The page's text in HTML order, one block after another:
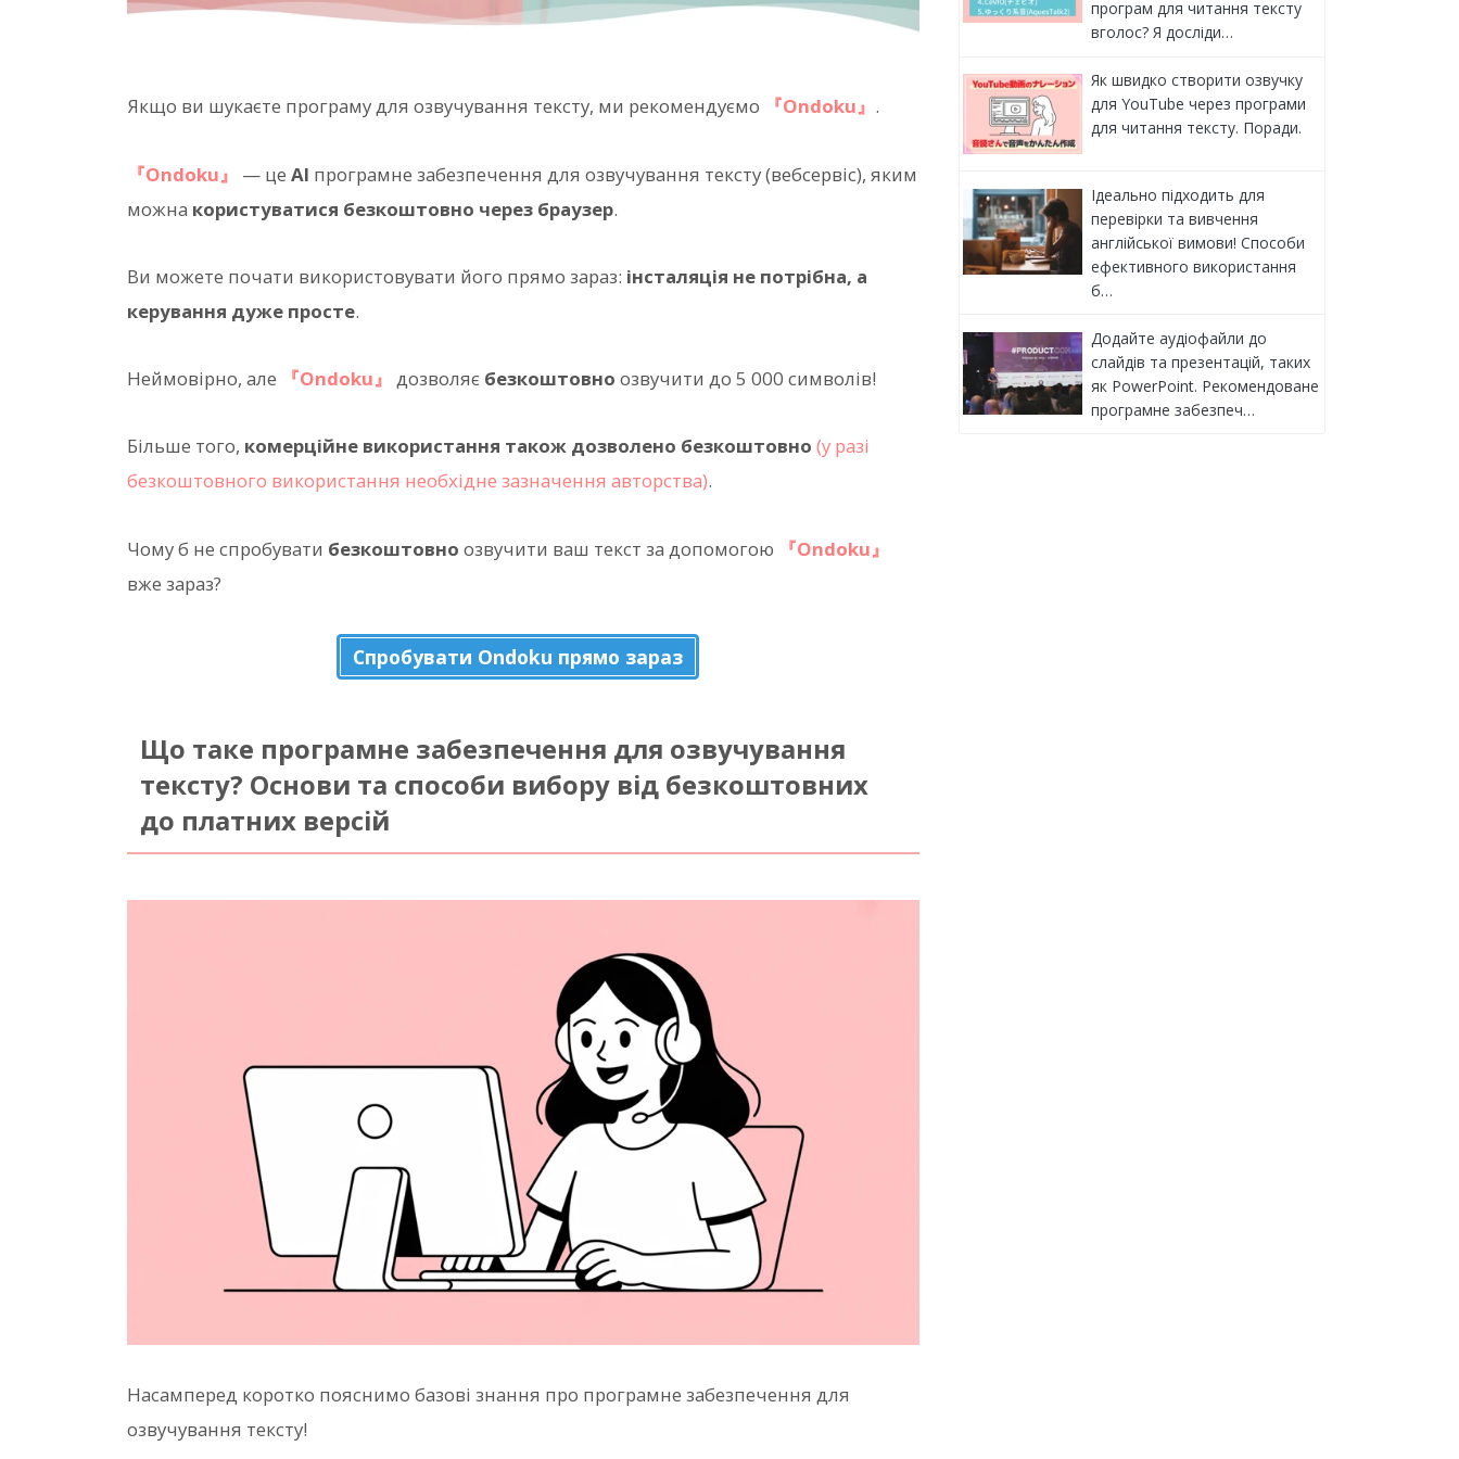
Якщо ви шукаєте програму для озвучування тексту, ми рекомендуємо 『Ondoku』 .
『Ondoku』 — це AI програмне забезпечення для озвучування тексту (вебсервіс), яким
можна користуватися безкоштовно через браузер.
Ви можете почати використовувати його прямо зараз: інсталяція не потрібна, а
керування дуже просте.
Неймовірно, але 『Ondoku』 дозволяє безкоштовно озвучити до 5 000 символів!
Більше того, комерційне використання також дозволено безкоштовно (у разі
безкоштовного використання необхідне зазначення авторства).
Чому б не спробувати безкоштовно озвучити ваш текст за допомогою
『Ondoku』
вже зараз?
Спробувати Ondoku прямо зараз
Що таке програмне забезпечення для озвучування
тексту? Основи та способи вибору від безкоштовних
до платних версій
Насамперед коротко пояснимо базові знання про програмне забезпечення для
озвучування тексту!
програм для читання тексту
вголос? Я досліди…
Як швидко створити озвучку
для YouTube через програми
для читання тексту. Поради.
Ідеально підходить для
перевірки та вивчення
англійської вимови! Способи
ефективного використання
б…
Додайте аудіофайли до
слайдів та презентацій, таких
як PowerPoint. Рекомендоване
програмне забезпеч…